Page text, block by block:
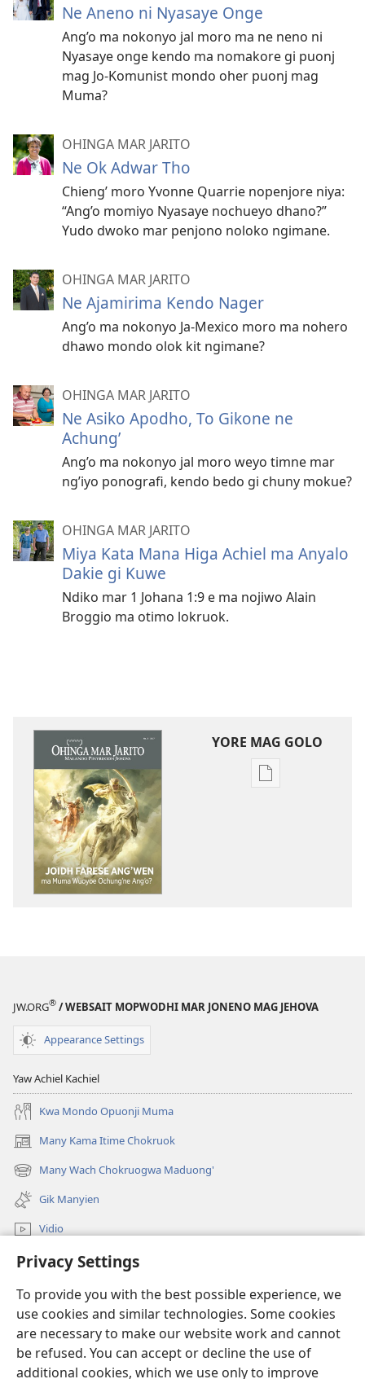
Privacy Settings
To provide you with the best possible experience, we
use cookies and similar technologies. Some cookies
are necessary to make our website work and cannot
be refused. You can accept or decline the use of
additional cookies, which we use only to improve
Ne Aneno ni Nyasaye Onge
Ang’o ma nokonyo jal moro ma ne neno ni
Nyasaye onge kendo ma nomakore gi puonj
mag Jo-Komunist mondo oher puonj mag
Muma?
OHINGA MAR JARITO
Ne Ok Adwar Tho
Chieng’ moro Yvonne Quarrie nopenjore niya:
“Ang’o momiyo Nyasaye nochueyo dhano?”
Yudo dwoko mar penjono noloko ngimane.
OHINGA MAR JARITO
Ne Ajamirima Kendo Nager
Ang’o ma nokonyo Ja-Mexico moro ma nohero
dhawo mondo olok kit ngimane?
OHINGA MAR JARITO
Ne Asiko Apodho, To Gikone ne
Achung’
Ang’o ma nokonyo jal moro weyo timne mar
ng’iyo ponografi, kendo bedo gi chuny mokue?
OHINGA MAR JARITO
Miya Kata Mana Higa Achiel ma Anyalo
Dakie gi Kuwe
Ndiko mar 1 Johana 1:9 e ma nojiwo Alain
Broggio ma otimo lokruok.
YORE MAG GOLO
Yore
ma
Ang’o?
JW.ORG® / WEBSAIT MOPWODHI MAR JONENO MAG JEHOVA
Appearance Settings
Yaw Achiel Kachiel
Kwa Mondo Opuonji Muma
Many Kama Itime Chokruok
(opens
new
window)
Many Wach Chokruogwa Maduong'
(opens
new
window)
Gik Manyien
Vidio
Many Gimoro e JW.ORG
Chiwo
(opens
new
window)Watchtower ONLINE LIBRARY™
(opens
new